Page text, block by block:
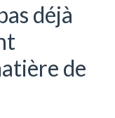
déjà
de